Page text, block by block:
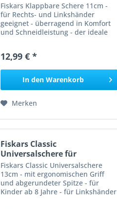
Fiskars Klappbare Schere 11cm -
für Rechts- und Linkshänder
geeignet - überragend in Komfort
und Schneidleistung - der ideale
12,99 € *
In den Warenkorb
Merken
Fiskars Classic
Universalschere für
Linkshänder...
Fiskars Classic Universalschere
13cm - mit ergonomischen Griff
und abgerundeter Spitze - für
Kinder ab 8 Jahre - für Linkshänder